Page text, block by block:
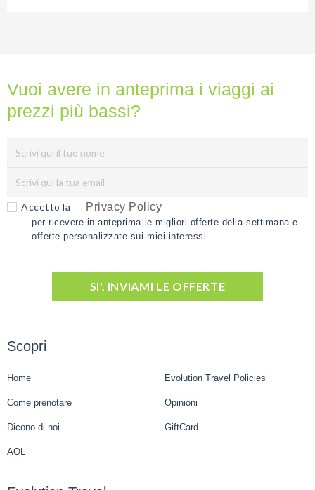
Vuoi avere in anteprima i viaggi ai
prezzi più bassi?
Accetto la Privacy Policy
per ricevere in anteprima le migliori offerte della settimana e
offerte personalizzate sui miei interessi
SI', INVIAMI LE OFFERTE
Scopri
Home Evolution Travel Policies
Come prenotare Opinioni
Dicono di noi GiftCard
AOL